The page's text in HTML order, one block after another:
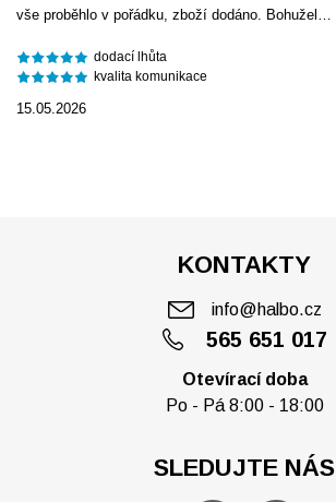
vše proběhlo v pořádku, zboží dodáno. Bohužel…
dodací lhůta
kvalita komunikace
15.05.2026
KONTAKTY
565 651 017
info@halbo.cz
Otevírací doba
Po - Pá 8:00 - 18:00
SLEDUJTE NÁS